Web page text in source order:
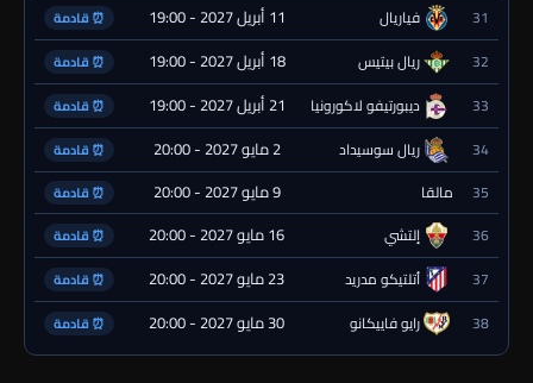
31 فياريال 11 أبريل 2027 - 19:00 ⏰ قادمة
32 ريال بيتيس 18 أبريل 2027 - 19:00 ⏰ قادمة
33 ديبورتيفو لاكورونيا 21 أبريل 2027 - 19:00 ⏰ قادمة
34 ريال سوسيداد 2 مايو 2027 - 20:00 ⏰ قادمة
35 مالقا 9 مايو 2027 - 20:00 ⏰ قادمة
36 إلتشي 16 مايو 2027 - 20:00 ⏰ قادمة
37 أتلتيكو مدريد 23 مايو 2027 - 20:00 ⏰ قادمة
38 رايو فاييكانو 30 مايو 2027 - 20:00 ⏰ قادمة